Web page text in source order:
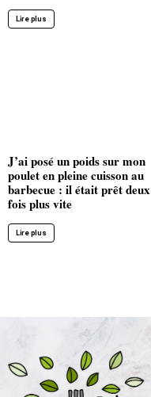
Lire plus
J’ai posé un poids sur mon
poulet en pleine cuisson au
barbecue : il était prêt deux
fois plus vite
Lire plus